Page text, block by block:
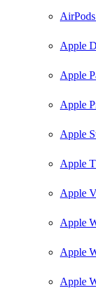
Apple
Apple
Apple
Apple
Apple
Apple
Apple
Apple
Apple